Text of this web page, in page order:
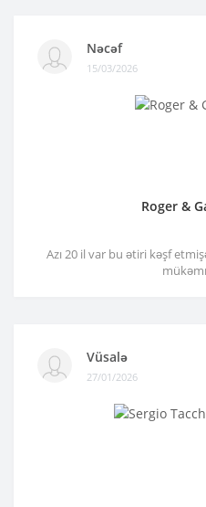
Nəcəf
15/03/2026
Roger &
Azı 20 il var bu ətiri kəşf
Vüsalə
27/01/2026